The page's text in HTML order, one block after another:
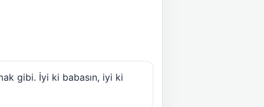
gibi. İyi ki babasın, iyi ki